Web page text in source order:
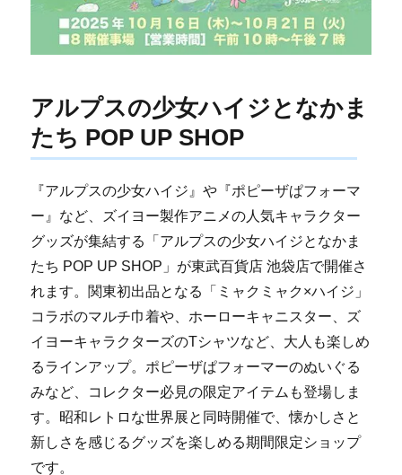
アルプスの少女ハイジとなかま
たち POP UP SHOP
『アルプスの少女ハイジ』や『ポピーザぱフォーマ
ー』など、ズイヨー製作アニメの人気キャラクター
グッズが集結する「アルプスの少女ハイジとなかま
たち POP UP SHOP」が東武百貨店 池袋店で開催さ
れます。関東初出品となる「ミャクミャク×ハイジ」
コラボのマルチ巾着や、ホーローキャニスター、ズ
イヨーキャラクターズのTシャツなど、大人も楽しめ
るラインアップ。ポピーザぱフォーマーのぬいぐる
みなど、コレクター必見の限定アイテムも登場しま
す。昭和レトロな世界展と同時開催で、懐かしさと
新しさを感じるグッズを楽しめる期間限定ショップ
です。